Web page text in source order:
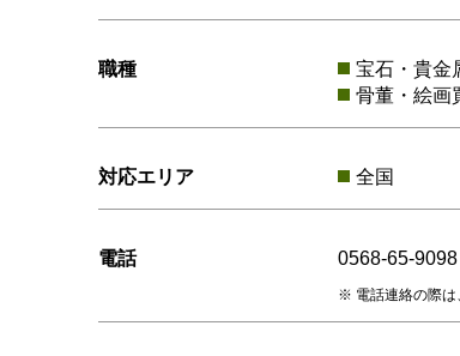
職種 宝石・貴金
骨董・絵画
対応エリア 全国
電話 0568-65-9098
電話連絡の際